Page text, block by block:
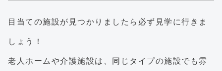
目当ての施設が見つかりましたら必ず見学に行きま
しょう！
老人ホームや介護施設は、同じタイプの施設でも雰